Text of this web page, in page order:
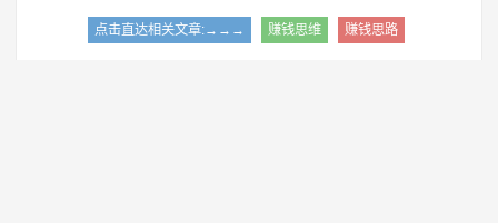
点击直达相关文章:→→→ 赚钱思维 赚钱思路